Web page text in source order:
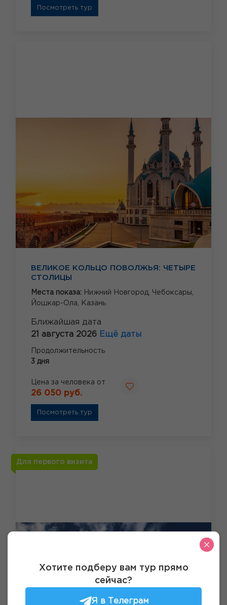
Посмотреть тур
ВЕЛИКОЕ КОЛЬЦО ПОВОЛЖЬЯ: ЧЕТЫРЕ
СТОЛИЦЫ
Места показа: Нижний Новгород, Чебоксары,
Йошкар-Ола,
Казань
Ближайшая дата
21 августа 2026 Ещё даты
Продолжительность
3 дня
Цена за человека от
26 050 руб.
Посмотреть тур
Для первого визита
Хотите подберу вам тур прямо
сейчас?
Я в Телеграм